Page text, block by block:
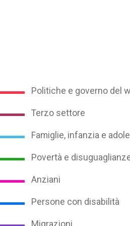
Politiche e governo del
Terzo settore
Famiglie, infanzia e
Povertà e
Anziani
Persone con disabilità
Migrazioni